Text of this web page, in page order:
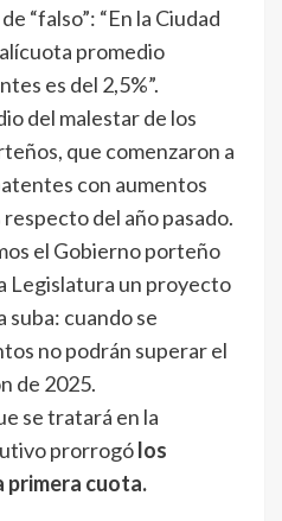
“falso”: “En la Ciudad
promedio
es del 2,5%”.
del malestar de los
que comenzaron a
con aumentos
del año pasado.
el Gobierno porteño
Legislatura un proyecto
suba: cuando se
no podrán superar el
de 2025.
se tratará en la
prorrogólos
primera cuota.